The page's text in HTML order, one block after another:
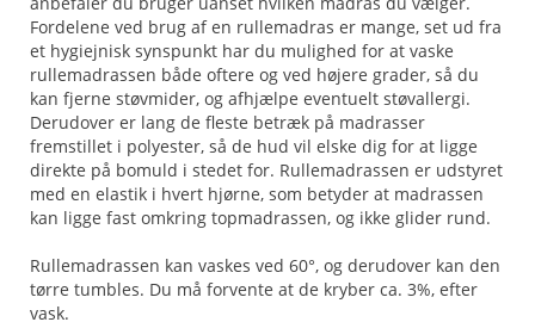
Fordelene ved brug af en rullemadras er mange, set ud fra
et hygiejnisk synspunkt har du mulighed for at vaske
rullemadrassen både oftere og ved højere grader, så du
kan fjerne støvmider, og afhjælpe eventuelt støvallergi.
Derudover er lang de fleste betræk på madrasser
fremstillet i polyester, så de hud vil elske dig for at ligge
direkte på bomuld i stedet for. Rullemadrassen er udstyret
med en elastik i hvert hjørne, som betyder at madrassen
kan ligge fast omkring topmadrassen, og ikke glider rund.
Rullemadrassen kan vaskes ved 60°, og derudover kan den
tørre tumbles. Du må forvente at de kryber ca. 3%, efter
vask.